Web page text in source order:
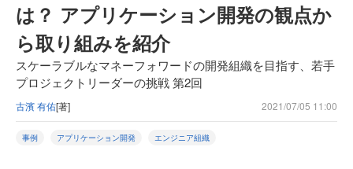
は？ アプリケーション開発の観点か
ら取り組みを紹介
スケーラブルなマネーフォワードの開発組織を目指す、若手
プロジェクトリーダーの挑戦 第2回
古濱 有佑[著] 2021/07/05 11:00
事例 アプリケーション開発 エンジニア組織